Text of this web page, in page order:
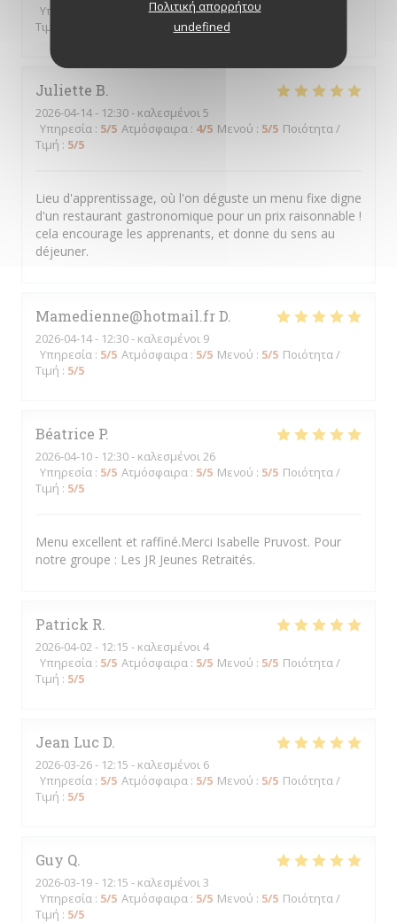
Πολιτική απορρήτου
undefined
Υπηρεσία
Ατμόσφαιρα:5/5 Μενού:
Τιμή
Juliette B
2026-04-14- 12:30 - καλεσμένοι 5
Υπηρεσία : 5/5 Ατμόσφαιρα : 4/5 Μενού : 5/5 Ποιότητα /
Τιμή : 5/5
Lieu d'apprentissage, où l'on déguste un menu fixe digne
d'un restaurant gastronomique pour un prix raisonnable !
cela encourage les apprenants, et donne du sens au
déjeuner.
Mamedienne@hotmail.frD
2026-04-14- 12:30 - καλεσμένοι 9
Υπηρεσία : 5/5 Ατμόσφαιρα : 5/5 Μενού : 5/5 Ποιότητα /
Τιμή : 5/5
Béatrice P
2026-04-10- 12:30 - καλεσμένοι 26
Υπηρεσία : 5/5 Ατμόσφαιρα : 5/5 Μενού : 5/5 Ποιότητα /
Τιμή : 5/5
Menu excellent et raffiné.Merci Isabelle Pruvost. Pour
notre groupe : Les JR Jeunes Retraités.
Patrick R
2026-04-02 - 12:15 - καλεσμένοι 4
Υπηρεσία : 5/5 Ατμόσφαιρα : 5/5 Μενού : 5/5 Ποιότητα /
Τιμή : 5/5
Jean Luc D
2026-03-26- 12:15 - καλεσμένοι 6
Υπηρεσία : 5/5 Ατμόσφαιρα : 5/5 Μενού : 5/5 Ποιότητα /
Τιμή : 5/5
Guy Q
2026-03-19- 12:15 - καλεσμένοι 3
Υπηρεσία : 5/5 Ατμόσφαιρα : 5/5 Μενού : 5/5 Ποιότητα /
Τιμή : 5/5